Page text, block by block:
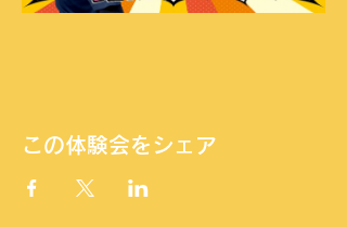
この体験会をシェア